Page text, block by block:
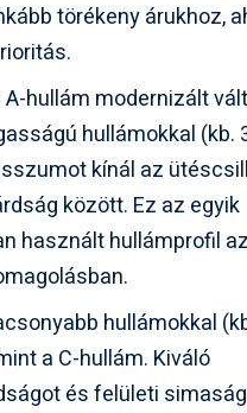
törékeny árukhoz,
A-hullám modernizált
hullámokkal (kb.
kínál az
között. Ez az egyik
használt hullámprofil az
hullámokkal
a C-hullám. Kiváló
és felületi